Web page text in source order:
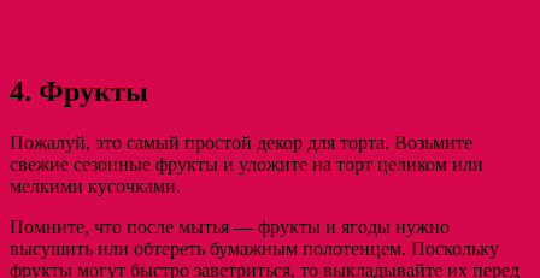
4. Фрукты
Пожалуй, это самый простой декор для торта. Возьмите
свежие сезонные фрукты и уложите на торт целиком или
мелкими кусочками.
Помните, что после мытья — фрукты и ягоды нужно
высушить или обтереть бумажным полотенцем. Поскольку
фрукты могут быстро заветриться, то выкладывайте их перед